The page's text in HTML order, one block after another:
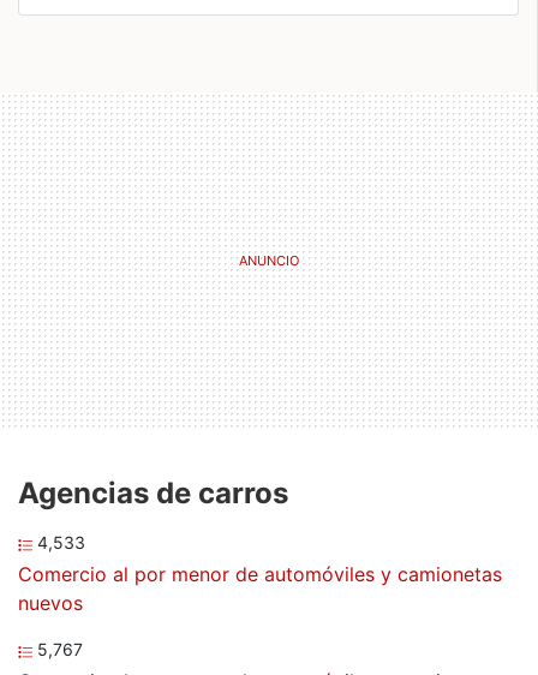
Agencias de carros
4,533
Comercio al por menor de automóviles y camionetas
nuevos
5,767